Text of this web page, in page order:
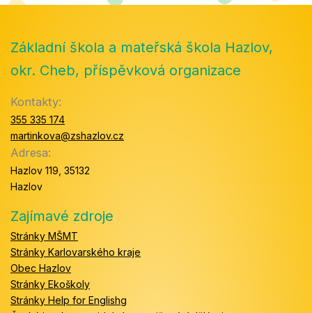
Základní škola a mateřská škola Hazlov,
okr. Cheb, příspěvková organizace
Kontakty:
355 335 174
martinkova@zshazlov.cz
Adresa:
Hazlov 119, 35132
Hazlov
Zajímavé zdroje
Stránky MŠMT
Stránky Karlovarského kraje
Obec Hazlov
Stránky Ekoškoly
Stránky Help for Englishg